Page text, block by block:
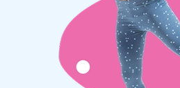
zjeżdżalnie na stronie internetowej
zainwestuj w tak wspaniały
JB Dmuchańce: najlepszy
dmuchanych